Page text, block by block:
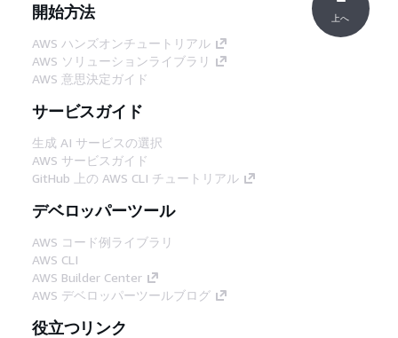
開始方法
AWS ハンズオンチュートリアル
AWS ソリューションライブラリ
AWS 意思決定ガイド
サービスガイド
生成 AI サービスの選択
AWS サービスガイド
GitHub 上の AWS CLI チュートリアル
デベロッパーツール
AWS コード例ライブラリ
AWS CLI
AWS Builder Center
AWS デベロッパーツールブログ
役立つリンク
上へ